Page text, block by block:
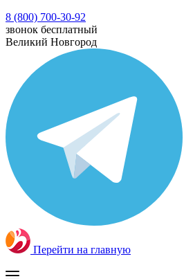
8 (800) 700-30-92
звонок бесплатный
Великий Новгород
Перейти на главную